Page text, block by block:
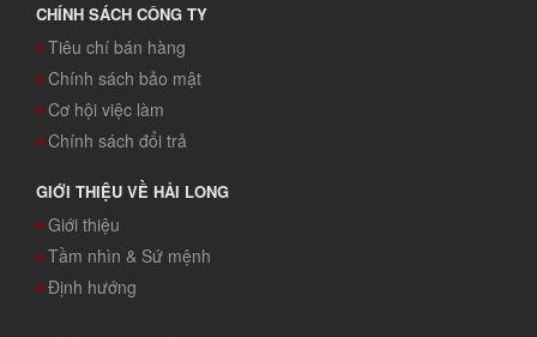
CHÍNH SÁCH CÔNG TY
Tiêu chí bán hàng
Chính sách bảo mật
Cơ hội việc làm
Chính sách đổi trả
GIỚI THIỆU VỀ HẢI LONG
Giới thiệu
Tầm nhìn & Sứ mệnh
Định hướng